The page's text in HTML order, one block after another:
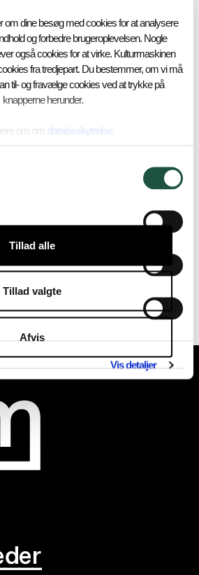
om dine besøg med cookies for at analysere
og forbedre brugeroplevelsen. Nogle
også cookies for at virke. Kulturmaskinen
fra tredjepart. Du bestemmer, om vi må
til- og fravælge cookies ved at trykke på
knapperne herunder.
om om databeskyttelse
Vis detaljer
Tillad alle
Tillad valgte
Afvis
vores nyhedsbrev
de første til at
modtage
tilbud, konkurrencer
andre fordele.